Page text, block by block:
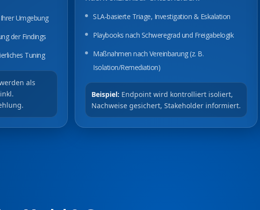
Umgebung
der Findings
Tuning
als
SLA‑basierte Triage, Investigation & Eskalation
Playbooks nach Schweregrad und Freigabelogik
Maßnahmen nach Vereinbarung (z. B.
Isolation/Remediation)
Beispiel: Endpoint wird kontrolliert isoliert,
Nachweise gesichert, Stakeholder informiert.